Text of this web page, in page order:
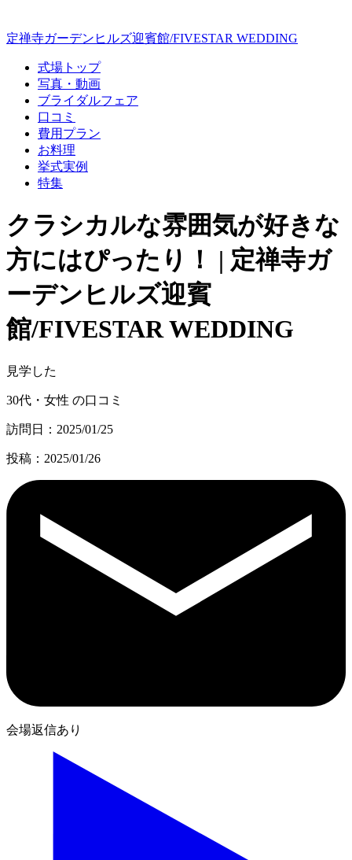
定禅寺ガーデンヒルズ迎賓館/FIVESTAR WEDDING
式場トップ
写真・動画
ブライダルフェア
口コミ
費用プラン
お料理
挙式実例
特集
クラシカルな雰囲気が好きな
方にはぴったり！ | 定禅寺ガ
ーデンヒルズ迎賓
館/FIVESTAR WEDDING
見学した
30代・女性 の口コミ
訪問日：2025/01/25
投稿：2025/01/26
会場返信あり